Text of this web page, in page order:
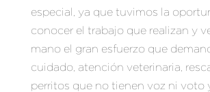
especial, ya que tuvimos la
conocer el trabajo que realizan y
mano el gran esfuerzo que
cuidado, atención veterinaria,
perritos que no tienen voz ni voto